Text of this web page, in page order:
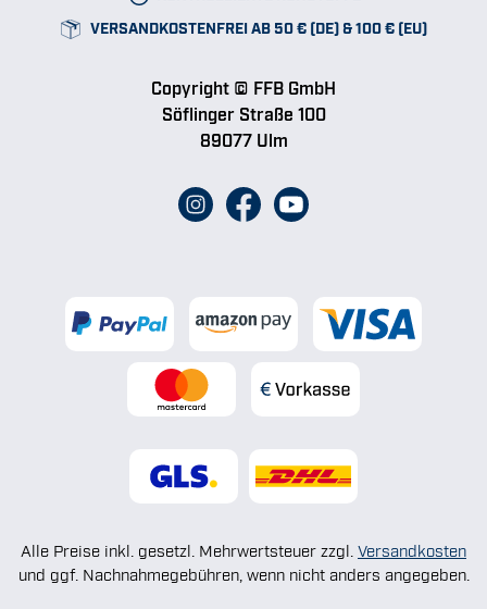
VERSANDKOSTENFREI AB 50 € (DE) & 100 € (EU)
Copyright © FFB GmbH
Söflinger Straße 100
89077 Ulm
Alle Preise inkl. gesetzl. Mehrwertsteuer zzgl. Versandkosten
und ggf. Nachnahmegebühren, wenn nicht anders angegeben.